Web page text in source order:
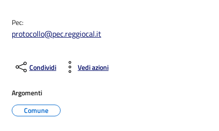
Pec:
protocollo@pec.reggiocal.it
Condividi Vedi azioni
Argomenti
Comune